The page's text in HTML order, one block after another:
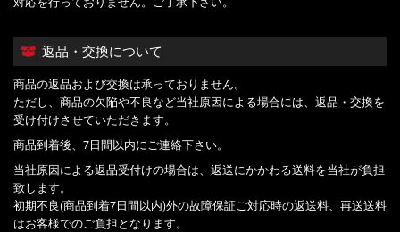
返品・交換について
商品の返品および交換は承っておりません。
ただし、商品の欠陥や不良など当社原因による場合には、返品・交換を
受け付けさせていただきます。
商品到着後、7日間以内にご連絡下さい。
当社原因による返品受付けの場合は、返送にかかわる送料を当社が負担
致します。
初期不良(商品到着7日間以内)外の故障保証ご対応時の返送料、再送送料
はお客様でのご負担となります。